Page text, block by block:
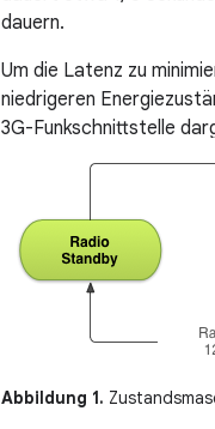
dauern.
Um die Latenz zu
niedrigeren
3G-Funkschnittstelle
Abbildung 1.